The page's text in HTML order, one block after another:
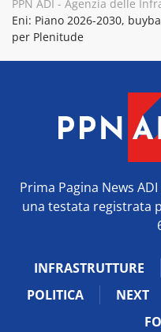
PPN ADI - Agenzia delle
Eni: Piano 2026-2030,
per Plenitude
Prima Pagina News
una testata registrata
INFRASTRUTTURE
POLITICA
NEXT